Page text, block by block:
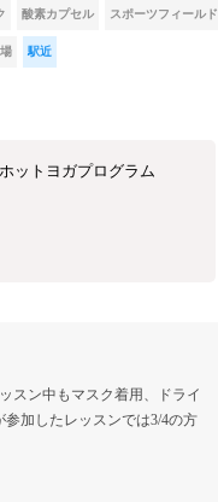
酸素カプセル スポーツフィールド
駅近
ットヨガプログラム
スン中もマスク着用、ドライ
加したレッスンでは3/4の方